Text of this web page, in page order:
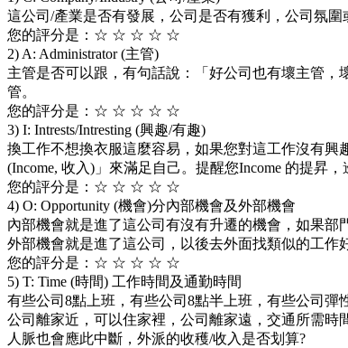
這公司/產業是否有發展，公司是否有獲利，公司氛
您的評分是：☆ ☆ ☆ ☆ ☆
2) A: Administrator (主管)
主管是否可以跟，有句話說：「好公司也有壞主管
管。
您的評分是：☆ ☆ ☆ ☆ ☆
3) I: Intrests/Intresting (興趣/有趣)
換工作不想換衣服這麼容易，如果您對這工作沒有
(Income, 收入)」來滿足自己。提醒您Income 的提昇，
您的評分是：☆ ☆ ☆ ☆ ☆
4) O: Opportunity (機會)分內部機會及外部機會
內部機會就是進了這公司有沒有升遷的機會，如果部
外部機會就是進了這公司，以後去外面找類似的工作
您的評分是：☆ ☆ ☆ ☆ ☆
5) T: Time (時間) 工作時間及通勤時間
有些公司8點上班，有些公司8點半上班，有些公司
公司離家近，可以住家裡，公司離家遠，交通所需
人脈也會應此中斷，外派的收穫/收入是否划算?